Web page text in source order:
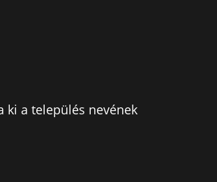
ki a település nevének